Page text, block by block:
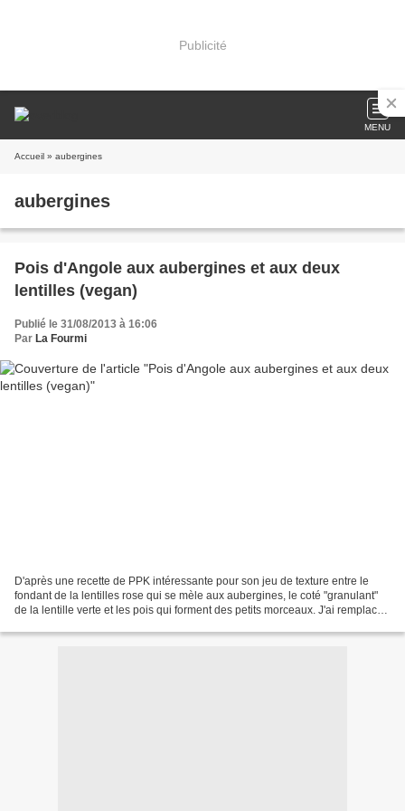
Publicité
MENU
Accueil » aubergines
aubergines
Pois d'Angole aux aubergines et aux deux
lentilles (vegan)
Publié le 31/08/2013 à 16:06
Par La Fourmi
D'après une recette de PPK intéressante pour son jeu de texture entre le
fondant de la lentilles rose qui se mèle aux aubergines, le coté "granulant"
de la lentille verte et les pois qui forment des petits morceaux. J'ai remplacé